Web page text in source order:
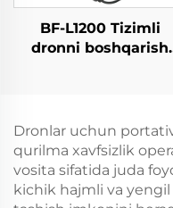
BF-L1200 Tizimli
dronni boshqarish
Dronlar uchun
qurilma xavfsizlik
vosita sifatida juda
kichik hajmli va